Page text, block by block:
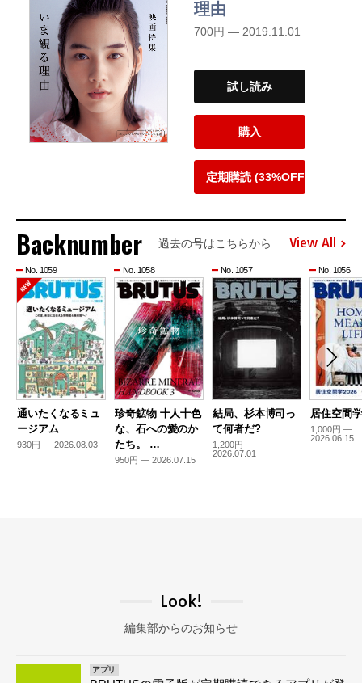
理由
700円 — 2019.11.01
試し読み
購入
定期購読 (33%OFF)
Backnumber 過去の号はこちらから View All
No. 1059
通いたくなるミュ
ージアム
930円 — 2026.08.03
No. 1058
珍奇鉱物 十人十色
な、石への愛のか
たち。 …
950円 — 2026.07.15
No. 1057
結局、杉本博司っ
て何者だ?
1,200円 —
2026.07.01
No. 1056
居住空間
1,000円 —
2026.06.15
Look!
編集部からのお知らせ
アプリ